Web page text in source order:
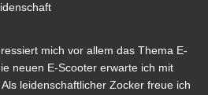
mich vor allem das Thema E-
neuen E-Scooter erwarte ich mit
leidenschaftlicher Zocker freue ich